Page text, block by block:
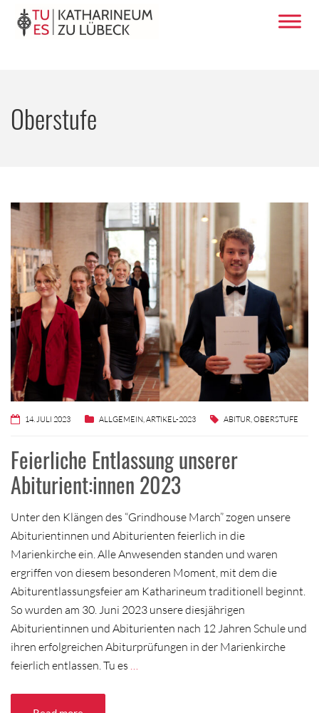
Oberstufe
14. JULI 2023 ALLGEMEIN ARTIKEL-2023 ABITUR OBERSTUFE
Feierliche Entlassung unserer
Abiturient:innen 2023
Unter den Klängen des “Grindhouse March” zogen unsere
Abiturientinnen und Abiturienten feierlich in die
Marienkirche ein. Alle Anwesenden standen und waren
ergriffen von diesem besonderen Moment, mit dem die
Abiturentlassungsfeier am Katharineum traditionell beginnt.
So wurden am 30. Juni 2023 unsere diesjährigen
Abiturientinnen und Abiturienten nach 12 Jahren Schule und
ihren erfolgreichen Abiturprüfungen in der Marienkirche
feierlich entlassen. Tu es